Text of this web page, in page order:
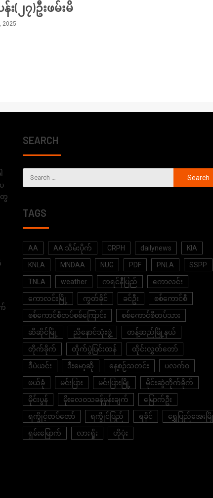
း(၂၇)ဦးဖမ်းမိ
2025
ေ
SEARCH
TAGS
AA AA သိမ်းပိုက် CRPH dailynews KIA
KNLA MNDAA NUG PDF PNLA SSPP
TNLA weather ကရင်နီပြည် ကောလင်း
ကောလင်းမြို့ ကွတ်ခိုင် ခင်ဦး စစ်ကောင်စီ
စစ်ကောင်စီတပ်စစ်ကြောင်း စစ်ကောင်စီတပ်သား
ဆီဆိုင်မြို့ ညီနောင်သုံးဖွဲ့ တန့်ဆည်မြို့နယ်
တိုက်ခိုက် တိုက်ပွဲပြင်းထန် ထိုင်းလွှတ်တော်
ဒီပဲယင်း ဒီးမော့ဆို နေ့စဉ်သတင်း ပလက်ဝ
ဖယ်ခုံ မင်းပြား မင်းပြားမြို့ မိုင်းဆွဲတိုက်ခိုက်
မိုင်းပွန် မိုးလေဝသခန့်မှန်းချက် မြောက်ဦး
ရက္ခိုင့်တပ်တော် ရက္ခိုင်ပြည် ရခိုင် ရွှေပြည်အေးမြို့
ရှမ်းမြောက် လားရှိုး ဟိုပုံး